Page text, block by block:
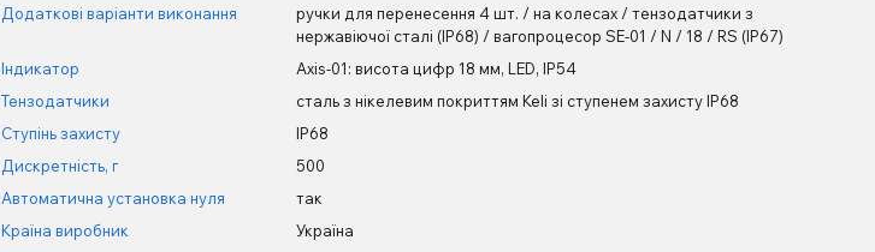
Додаткові варіанти виконання
ручки для перенесення 4 шт. / на колесах / тензодатчики з
нержавіючої сталі (ІР68) / вагопроцесор SE-01 / N / 18 / RS (IP67)
Індикатор
Axis-01: висота цифр 18 мм, LED, IP54
Тензодатчики
сталь з нікелевим покриттям Keli зі ступенем захисту IP68
Ступінь захисту
IP68
Дискретність, г
500
Автоматична установка нуля
так
Країна виробник
Україна